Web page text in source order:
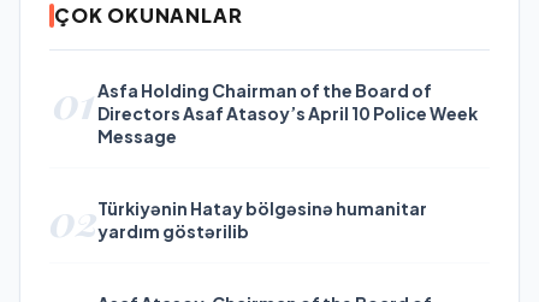
ÇOK OKUNANLAR
01 Asfa Holding Chairman of the Board of
Directors Asaf Atasoy’s April 10 Police Week
Message
02Türkiyənin Hatay bölgəsinə humanitar
yardım göstərilib